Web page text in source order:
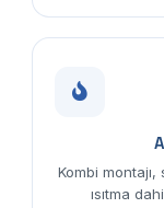
Kombi
ısıtma